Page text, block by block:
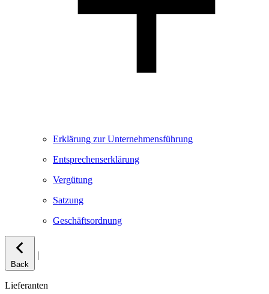
Erklärung zur Unternehmensführung
Entsprechenserklärung
Vergütung
Satzung
Geschäftsordnung
Back
|
Lieferanten